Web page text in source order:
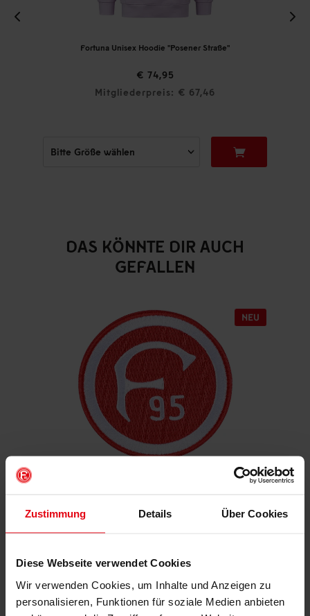
Zustimmung Details Über Cookies
Diese Webseite verwendet Cookies
Wir verwenden Cookies, um Inhalte und Anzeigen zu
personalisieren, Funktionen für soziale Medien anbieten
Fortuna Unisex Hoodie "Posener Straße"
€ 74,95
Mitgliederpreis: € 67,46
DAS KÖNNTE DIR AUCH
GEFALLEN
€ 4,95
Mitgliederpreis: € 4,46
IN DEN WARENKORB